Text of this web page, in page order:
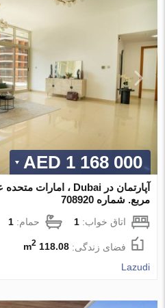
1 168 000 AED
مربع. شماره 708920
اتاق خواب:1 حمام:1
فضای زندگی:118.08 m
2
Lazudi